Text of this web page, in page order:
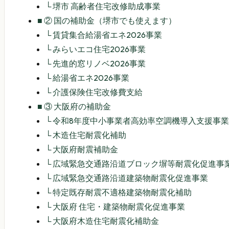
└堺市 高齢者住宅改修助成事業
■ ② 国の補助金（堺市でも使えます）
└賃貸集合給湯省エネ2026事業
└みらいエコ住宅2026事業
└先進的窓リノベ2026事業
└給湯省エネ2026事業
└介護保険住宅改修費支給
■ ③ 大阪府の補助金
└令和8年度中小事業者高効率空調機導入支援事
└木造住宅耐震化補助
└大阪府耐震補助金
└ 広域緊急交通路沿道ブロック塀等耐震化促進事
└ 広域緊急交通路沿道建築物耐震化促進事業
└特定既存耐震不適格建築物耐震化補助
└大阪府 住宅・建築物耐震化促進事業
└大阪府木造住宅耐震化補助金